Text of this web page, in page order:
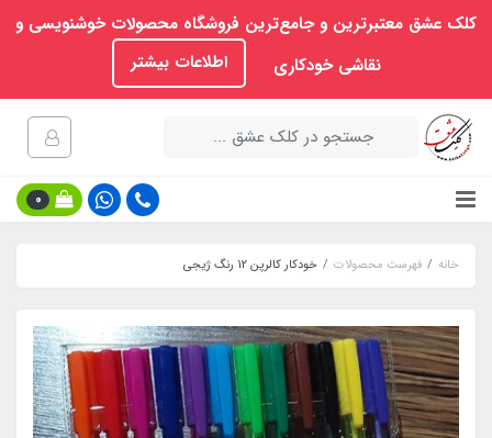
کلک عشق معتبرترین و جامع‌ترین فروشگاه محصولات خوشنویسی و
نقاشی خودکاری
اطلاعات بیشتر
0
خانه فهرست محصولات خودکار کالرپن 12 رنگ ژیجی